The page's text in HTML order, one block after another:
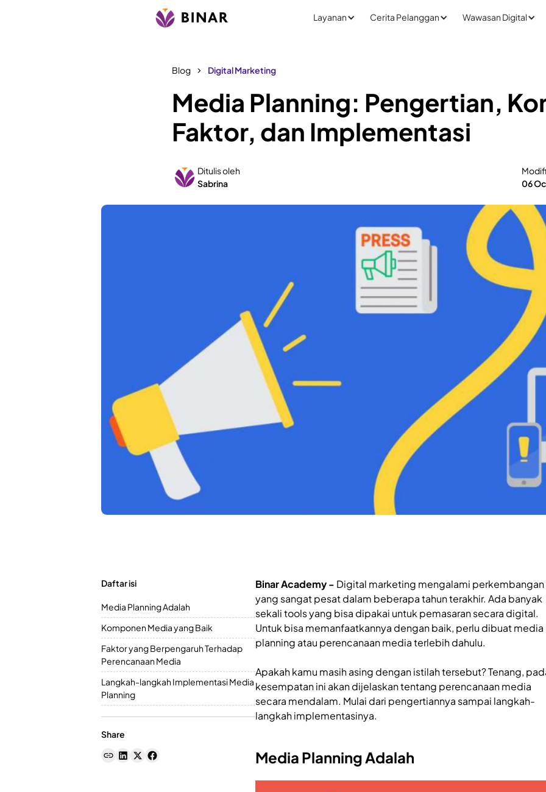
Layanan Cerita Pelanggan Wawasan Digital
Blog Digital Marketing
Media Planning: Pengertian,
Faktor, dan Implementasi
Ditulis oleh
Sabrina
06
Daftar isi
Media Planning Adalah
Komponen Media yang Baik
Faktor yang Berpengaruh Terhadap
Perencanaan Media
Langkah-langkah Implementasi Media
Planning
Share
Binar Academy - Digital marketing mengalami perkembangan
yang sangat pesat dalam beberapa tahun terakhir. Ada banyak
sekali tools yang bisa dipakai untuk pemasaran secara digital.
Untuk bisa memanfaatkannya dengan baik, perlu dibuat media
planning atau perencanaan media terlebih dahulu.
Apakah kamu masih asing dengan istilah tersebut? Tenang,
kesempatan ini akan dijelaskan tentang perencanaan media
secara mendalam. Mulai dari pengertiannya sampai langkah-
langkah implementasinya.
Media Planning Adalah